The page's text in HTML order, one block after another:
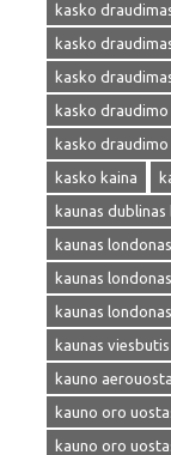
kasko
kasko
kasko
kasko draudimo
kasko
kasko kaina
kaunas
kaunas
kaunas
kaunas
kaunas viesbutis
kauno
kauno oro
kauno oro